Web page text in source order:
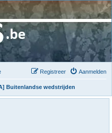
Aanmelden
Registreer
Buitenlandse wedstrijden